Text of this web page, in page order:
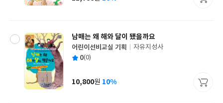
가
남매는 왜 해와 달이 됐을까요
글
쓴
어린이선비교실 기획
출
사
자유지성사
평 0(0)
가
10,800원 10%